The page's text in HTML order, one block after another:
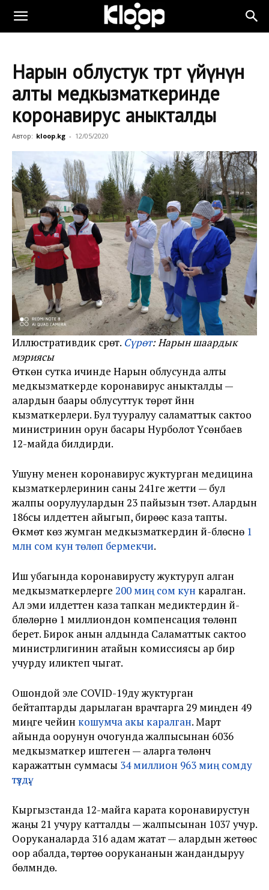
Нарын облустук төрөт үйүнүн
алты медкызматкеринде
коронавирус аныкталды
Автор: kloop.kg - 12/05/2020
Иллюстративдик сүрөт. Сүрөт: Нарын шаардык
мэриясы
Өткөн сутка ичинде Нарын облусунда алты
медкызматкерде коронавирус аныкталды —
алардын баары облусуттук төрөт үйүнүн
кызматкерлери. Бул тууралуу саламаттык сактоо
министринин орун басары Нурболот Үсөнбаев
12-майда билдирди.
Ушуну менен коронавирус жуктурган медицина
кызматкерлеринин саны 241ге жетти — бул
жалпы оорулуулардын 23 пайызын түзөт. Алардын
186сы илдеттен айыгып, бирөөсү каза тапты.
Өкмөт көз жумган медкызматкердин үй-бүлөсүнө 1
млн сом кун төлөп бермекчи.
Иш убагында коронавирусту жуктуруп алган
медкызматкерлерге 200 миң сом кун каралган.
Ал эми илдеттен каза тапкан медиктердин үй-
бүлөлөрүнө 1 миллиондон компенсация төлөнүп
берет. Бирок анын алдында Саламаттык сактоо
министрлигинин атайын комиссиясы ар бир
учурду иликтеп чыгат.
Ошондой эле COVID-19ду жуктурган
бейтаптарды дарылаган врачтарга 29 миңден 49
миңге чейин кошумча акы каралган. Март
айында оорунун очогунда жалпысынан 6036
медкызматкер иштеген — аларга төлөнүүчү
каражаттын суммасы 34 миллион 963 миң сомду
түздү.
Кыргызстанда 12-майга карата коронавирустун
жаңы 21 учуру катталды — жалпысынан 1037 учур.
Ооруканаларда 316 адам жатат — алардын жетөөсү
оор абалда, төртөө оорукананын жандандыруу
бөлүмүндө.